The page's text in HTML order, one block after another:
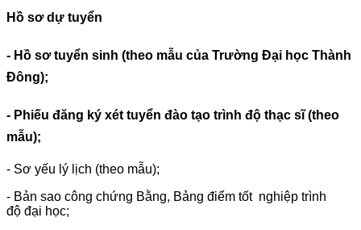
Hồ sơ dự tuyển
- Hồ sơ tuyển sinh (theo mẫu của Trường Đại học Thành
Đông);
- Phiếu đăng ký xét tuyển đào tạo trình độ thạc sĩ (theo
mẫu);
- Sơ yếu lý lịch (theo mẫu);
- Bản sao công chứng Bằng, Bảng điểm tốt nghiệp trình
độ đại học;